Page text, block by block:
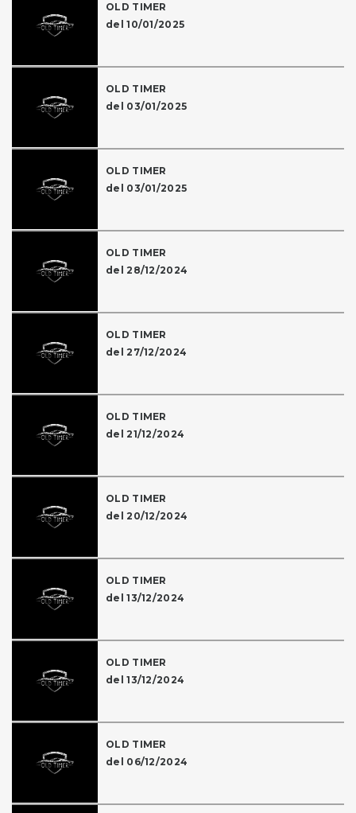
OLD TIMER
del 10/01/2025
OLD TIMER
del 03/01/2025
OLD TIMER
del 03/01/2025
OLD TIMER
del 28/12/2024
OLD TIMER
del 27/12/2024
OLD TIMER
del 21/12/2024
OLD TIMER
del 20/12/2024
OLD TIMER
del 13/12/2024
OLD TIMER
del 13/12/2024
OLD TIMER
del 06/12/2024